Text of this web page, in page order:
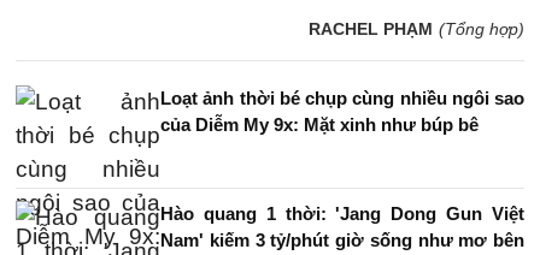
RACHEL PHẠM (Tổng hợp)
Loạt ảnh thời bé chụp cùng nhiều ngôi sao
của Diễm My 9x: Mặt xinh như búp bê
Hào quang 1 thời: 'Jang Dong Gun Việt
Nam' kiếm 3 tỷ/phút giờ sống như mơ bên